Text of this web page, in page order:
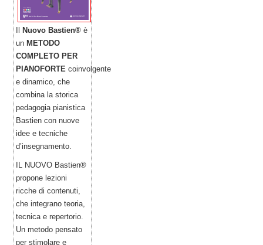
Nuovo Bastien® è
un METODO
COMPLETO PER
PIANOFORTE coinvolgente
e dinamico, che
combina la storica
pedagogia pianistica
Bastien con nuove
idee e tecniche
d’insegnamento.
IL NUOVO Bastien®
propone lezioni
ricche di contenuti,
che integrano teoria,
tecnica e repertorio.
Un metodo pensato
per stimolare e